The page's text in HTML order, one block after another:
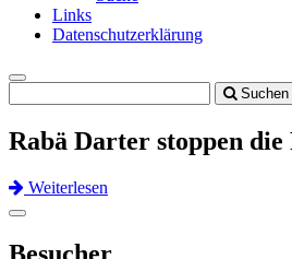
Links
Datenschutzerklärung
Toggle
navigation
Suchen
Rabä Darter stoppen die
Weiterlesen
Previous
Next
Toggle
Besucher